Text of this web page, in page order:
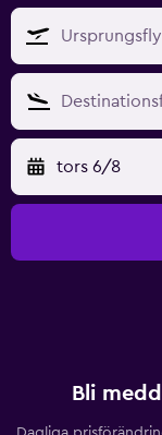
tors 6/8
Bli